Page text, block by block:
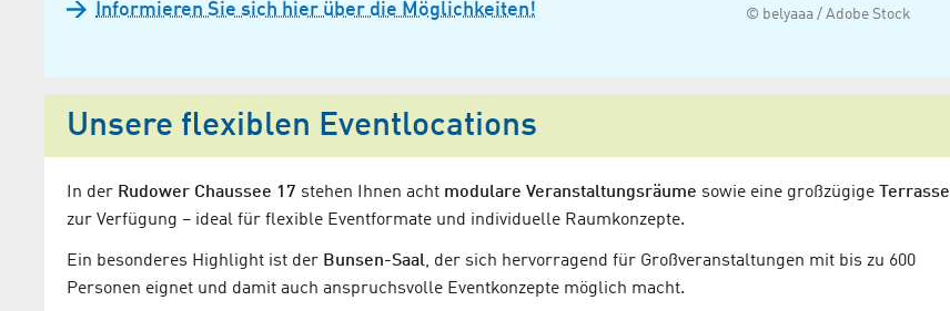
© belyaaa / Adobe Stock
Informieren Sie sich hier über die Möglichkeiten!
Unsere flexiblen Eventlocations
In der Rudower Chaussee 17 stehen Ihnen acht modulare Veranstaltungsräume sowie eine großzügige Terrasse
zur Verfügung – ideal für flexible Eventformate und individuelle Raumkonzepte.
Ein besonderes Highlight ist der Bunsen-Saal, der sich hervorragend für Großveranstaltungen mit bis zu 600
Personen eignet und damit auch anspruchsvolle Eventkonzepte möglich macht.